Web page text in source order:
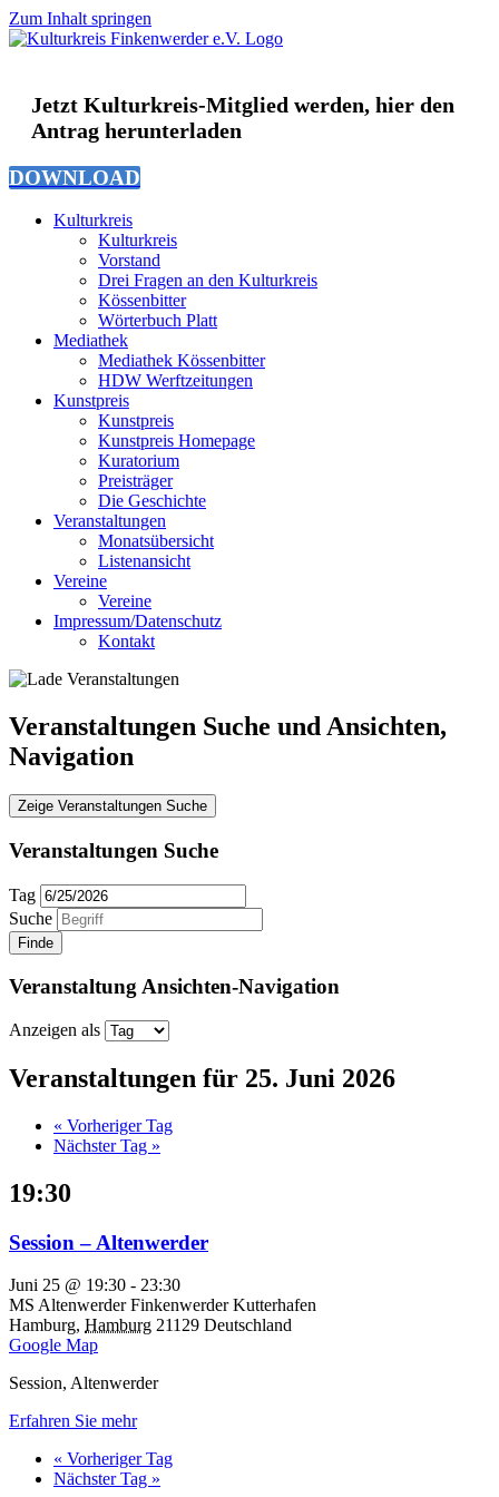
Zum Inhalt springen
Jetzt Kulturkreis-Mitglied werden, hier den
Antrag herunterladen
DOWNLOAD
Kulturkreis
Kulturkreis
Vorstand
Drei Fragen an den Kulturkreis
Kössenbitter
Wörterbuch Platt
Mediathek
Mediathek Kössenbitter
HDW Werftzeitungen
Kunstpreis
Kunstpreis
Kunstpreis Homepage
Kuratorium
Preisträger
Die Geschichte
Veranstaltungen
Monatsübersicht
Listenansicht
Vereine
Vereine
Impressum/Datenschutz
Kontakt
Veranstaltungen Suche und Ansichten,
Navigation
Zeige Veranstaltungen Suche
Veranstaltungen Suche
Tag
Suche
Veranstaltung Ansichten-Navigation
Anzeigen als
Veranstaltungen für 25. Juni 2026
« Vorheriger Tag
Nächster Tag »
19:30
Session – Altenwerder
Juni 25 @ 19:30 - 23:30
MS AltenwerderFinkenwerder Kutterhafen
Hamburg, Hamburg 21129 Deutschland
Google Map
Session, Altenwerder
Erfahren Sie mehr
« Vorheriger Tag
Nächster Tag »